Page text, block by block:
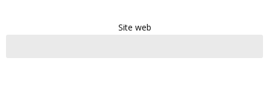
Site web